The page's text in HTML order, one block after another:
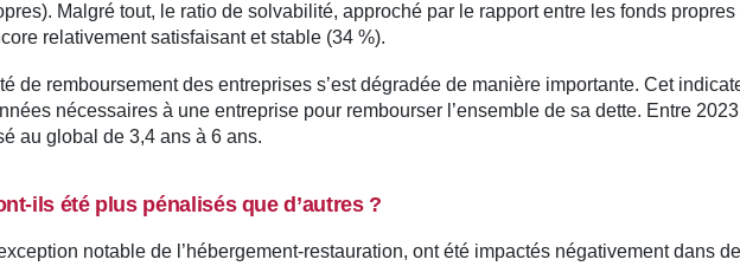
Malgré tout, le ratio de solvabilité, approché par le rapport entre les fonds propres
relativement satisfaisant et stable (34 %).
de remboursement des entreprises s’est dégradée de manière importante. Cet
nécessaires à une entreprise pour rembourser l’ensemble de sa dette. Entre
au global de 3,4 ans à 6 ans.
ils été plus pénalisés que d’autres ?
notable de l’hébergement-restauration, ont été impactés négativement dans